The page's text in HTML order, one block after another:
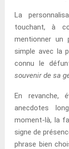
La
touchant, à
mentionner un
simple avec la
connu le
souvenir de sa
En revanche,
anecdotes
moment-là, la
signe de
phrase bien